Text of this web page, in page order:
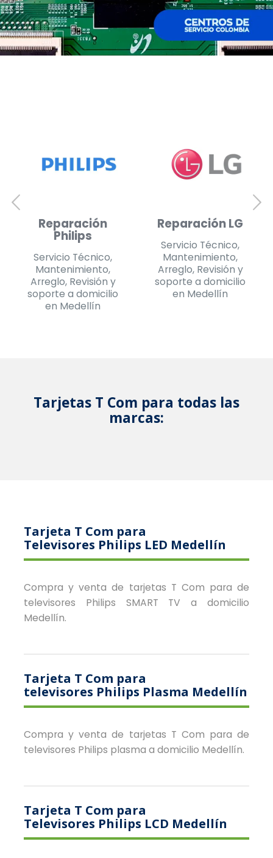
Reparación
Daewoo
Servicio Técnico,
Mantenimiento,
Arreglo, Revisión y
soporte a domicilio
en Medellín
Reparación
Challenger
Servicio Técnico,
Mantenimiento,
Arreglo, Revisión y
soporte a domicilio
Tarjetas T Com para todas las
marcas:
Tarjeta T Com para
Televisores Philips LED Medellín
Compra y venta de tarjetas T Com para de
televisores Philips SMART TV a domicilio
Medellín.
Tarjeta T Com para
televisores Philips Plasma Medellín
Compra y venta de tarjetas T Com para de
televisores Philips plasma a domicilio Medellín.
Tarjeta T Com para
Televisores Philips LCD Medellín